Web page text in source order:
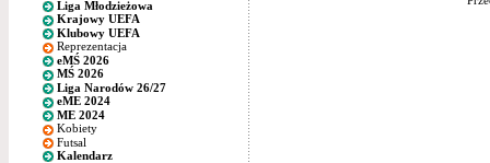
Liga Młodzieżowa
Krajowy UEFA
Klubowy UEFA
Reprezentacja
eMŚ 2026
MŚ 2026
Liga Narodów 26/27
eME 2024
ME 2024
Kobiety
Futsal
Kalendarz